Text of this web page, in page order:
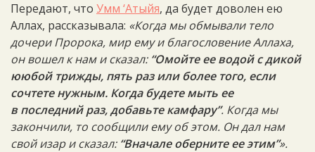
Передают, что Умм ‘Атыйя, да будет доволен ею
Аллах, рассказывала: «Когда мы обмывали тело
дочери Пророка, мир ему и благословение Аллаха,
он вошел к нам и сказал: “Омойте ее водой с дикой
ююбой трижды, пять раз или более того, если
сочтете нужным. Когда будете мыть ее
в последний раз, добавьте камфару”. Когда мы
закончили, то сообщили ему об этом. Он дал нам
свой изар и сказал: “Вначале оберните ее этим”».